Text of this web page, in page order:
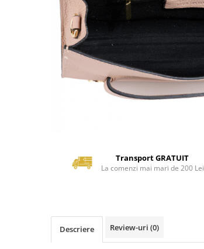
Transport GRATUIT
La comenzi mai mari de 200 Lei
Descriere Review-uri (0)